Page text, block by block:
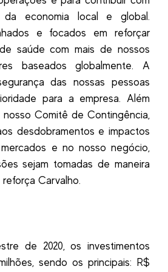
da economia local e global.
e focados em reforçar
saúde com mais de nossos
baseados globalmente. A
das nossas pessoas
para a empresa. Além
Comitê de Contingência,
desdobramentos e impactos
e no nosso negócio,
sejam tomadas de maneira
reforça Carvalho.
de 2020, os investimentos
sendo os principais: R$